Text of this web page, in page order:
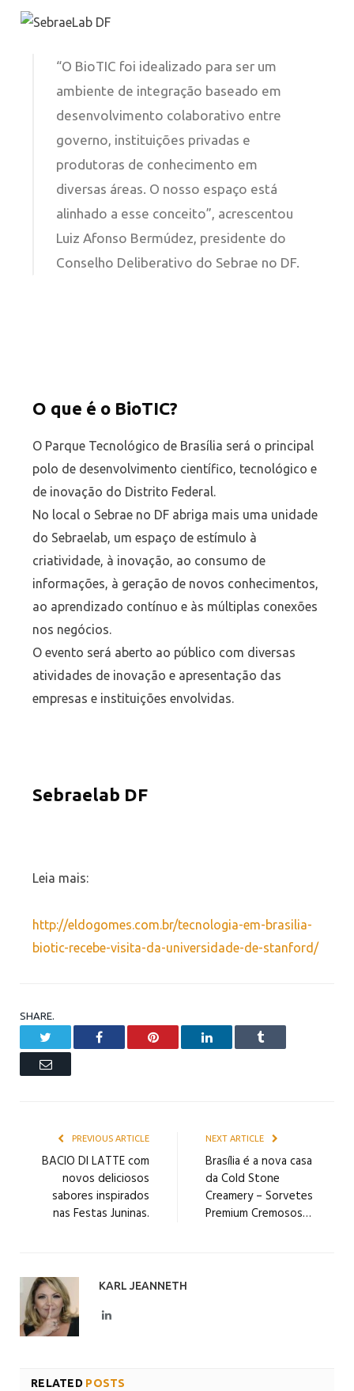
“O BioTIC foi idealizado para ser um
ambiente de integração baseado em
desenvolvimento colaborativo entre
governo, instituições privadas e
produtoras de conhecimento em
diversas áreas. O nosso espaço está
alinhado a esse conceito”, acrescentou
Luiz Afonso Bermúdez, presidente do
Conselho Deliberativo do Sebrae no DF.
O que é o BioTIC?
O Parque Tecnológico de Brasília será o principal
polo de desenvolvimento científico, tecnológico e
de inovação do Distrito Federal.
No local o Sebrae no DF abriga mais uma unidade
do Sebraelab, um espaço de estímulo à
criatividade, à inovação, ao consumo de
informações, à geração de novos conhecimentos,
ao aprendizado contínuo e às múltiplas conexões
nos negócios.
O evento será aberto ao público com diversas
atividades de inovação e apresentação das
empresas e instituições envolvidas.
Sebraelab DF
Leia mais:
http://eldogomes.com.br/tecnologia-em-brasilia-
biotic-recebe-visita-da-universidade-de-stanford/
SHARE.
Facebook Pinterest LinkedIn Tumblr
Email
PREVIOUS ARTICLE
BACIO DI LATTE com
novos deliciosos
sabores inspirados
nas Festas Juninas.
NEXT ARTICLE
Brasília é a nova casa
da Cold Stone
Creamery – Sorvetes
Premium Cremosos…
KARL JEANNETH
LinkedIn
RELATED POSTS